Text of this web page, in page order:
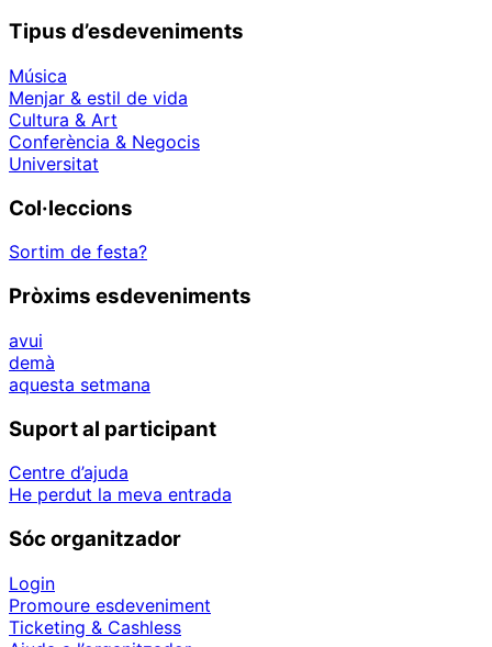
Tipus d’esdeveniments
Música
Menjar & estil de vida
Cultura & Art
Conferència & Negocis
Universitat
Col·leccions
Sortim de festa?
Pròxims esdeveniments
avui
demà
aquesta setmana
Suport al participant
Centre d’ajuda
He perdut la meva entrada
Sóc organitzador
Login
Promoure esdeveniment
Ticketing & Cashless